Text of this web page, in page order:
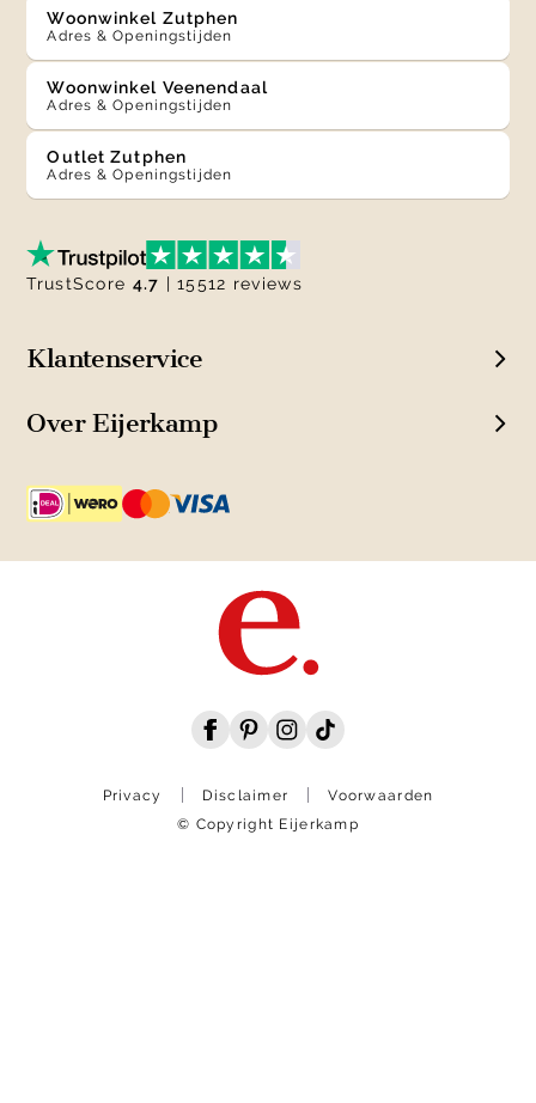
Woonwinkel Zutphen
Adres & Openingstijden
Woonwinkel Veenendaal
Adres & Openingstijden
Outlet Zutphen
Adres & Openingstijden
Klantenservice
Over Eijerkamp
TrustScore 4.7 | 15512 reviews
Privacy Disclaimer
Voorwaarden
© Copyright Eijerkamp